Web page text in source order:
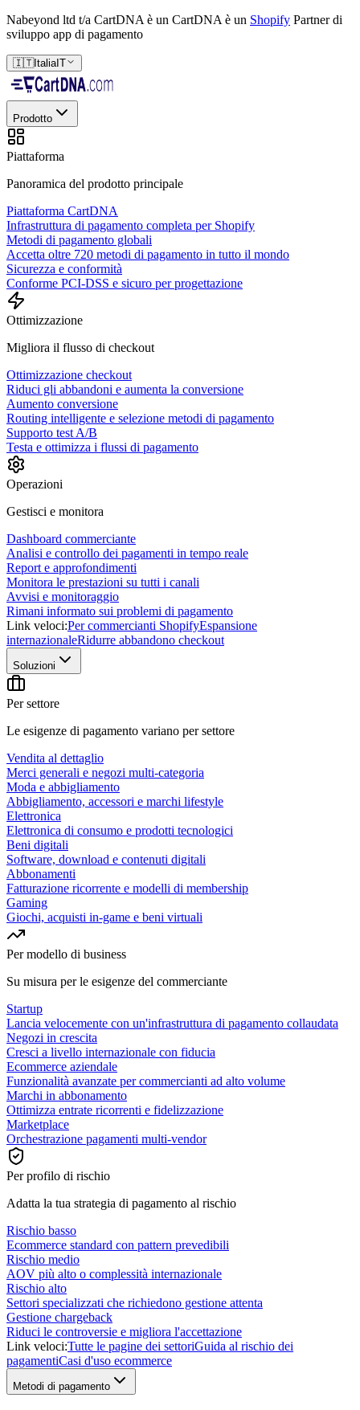
Nabeyond ltd t/a CartDNA è un CartDNA è un Shopify Partner di
sviluppo app di pagamento
🇮🇹ItaliaIT
Prodotto
Piattaforma
Panoramica del prodotto principale
Piattaforma CartDNA
Infrastruttura di pagamento completa per Shopify
Metodi di pagamento globali
Accetta oltre 720 metodi di pagamento in tutto il mondo
Sicurezza e conformità
Conforme PCI-DSS e sicuro per progettazione
Ottimizzazione
Migliora il flusso di checkout
Ottimizzazione checkout
Riduci gli abbandoni e aumenta la conversione
Aumento conversione
Routing intelligente e selezione metodi di pagamento
Supporto test A/B
Testa e ottimizza i flussi di pagamento
Operazioni
Gestisci e monitora
Dashboard commerciante
Analisi e controllo dei pagamenti in tempo reale
Report e approfondimenti
Monitora le prestazioni su tutti i canali
Avvisi e monitoraggio
Rimani informato sui problemi di pagamento
Link veloci:Per commercianti ShopifyEspansione
internazionaleRidurre abbandono checkout
Soluzioni
Per settore
Le esigenze di pagamento variano per settore
Vendita al dettaglio
Merci generali e negozi multi-categoria
Moda e abbigliamento
Abbigliamento, accessori e marchi lifestyle
Elettronica
Elettronica di consumo e prodotti tecnologici
Beni digitali
Software, download e contenuti digitali
Abbonamenti
Fatturazione ricorrente e modelli di membership
Gaming
Giochi, acquisti in-game e beni virtuali
Per modello di business
Su misura per le esigenze del commerciante
Startup
Lancia velocemente con un'infrastruttura di pagamento collaudata
Negozi in crescita
Cresci a livello internazionale con fiducia
Ecommerce aziendale
Funzionalità avanzate per commercianti ad alto volume
Marchi in abbonamento
Ottimizza entrate ricorrenti e fidelizzazione
Marketplace
Orchestrazione pagamenti multi-vendor
Per profilo di rischio
Adatta la tua strategia di pagamento al rischio
Rischio basso
Ecommerce standard con pattern prevedibili
Rischio medio
AOV più alto o complessità internazionale
Rischio alto
Settori specializzati che richiedono gestione attenta
Gestione chargeback
Riduci le controversie e migliora l'accettazione
Link veloci:Tutte le pagine dei settoriGuida al rischio dei
pagamentiCasi d'uso ecommerce
Metodi di pagamento